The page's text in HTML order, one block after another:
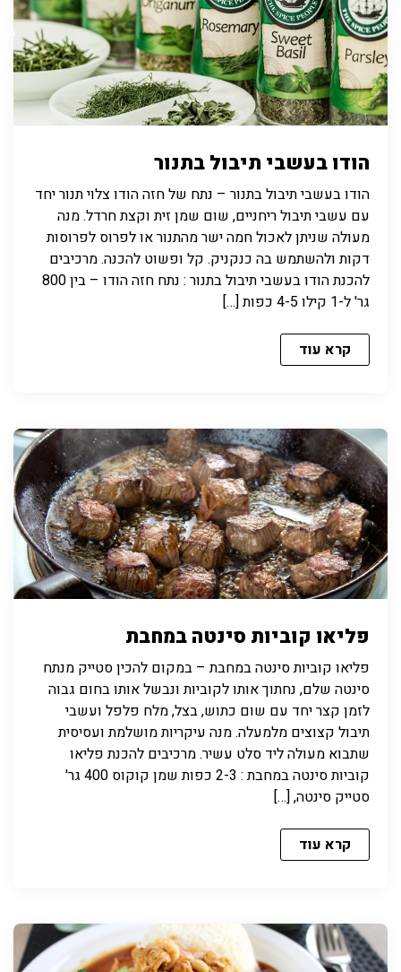
הודו בעשבי תיבול בתנור
הודו בעשבי תיבול בתנור – נתח של חזה הודו צלוי תנור יחד
עם עשבי תיבול ריחניים, שום שמן זית וקצת חרדל. מנה
מעולה שניתן לאכול חמה ישר מהתנור או לפרוס לפרוסות
דקות ולהשתמש בה כנקניק. קל ופשוט להכנה. מרכיבים
להכנת הודו בעשבי תיבול בתנור : נתח חזה הודו – בין 800
גר' ל-1 קילו 4-5 כפות […]
קרא עוד
פליאו קוביות סינטה במחבת
פליאו קוביות סינטה במחבת – במקום להכין סטייק מנתח
סינטה שלם, נחתוך אותו לקוביות ונבשל אותו בחום גבוה
לזמן קצר יחד עם שום כתוש, בצל, מלח פלפל ועשבי
תיבול קצוצים מלמעלה. מנה עיקריות מושלמת ועסיסית
שתבוא מעולה ליד סלט עשיר. מרכיבים להכנת פליאו
קוביות סינטה במחבת : 2-3 כפות שמן קוקוס 400 גר'
סטייק סינטה, […]
קרא עוד